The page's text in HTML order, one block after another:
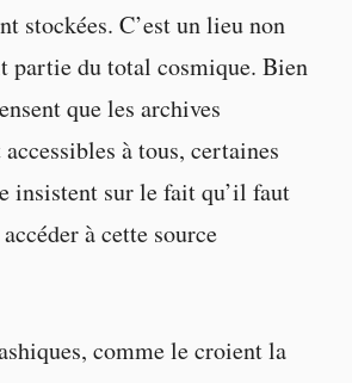
stockées. C’est un lieu non
partie du total cosmique. Bien
que les archives
à tous, certaines
insistent sur le fait qu’il faut
à cette source
comme le croient la